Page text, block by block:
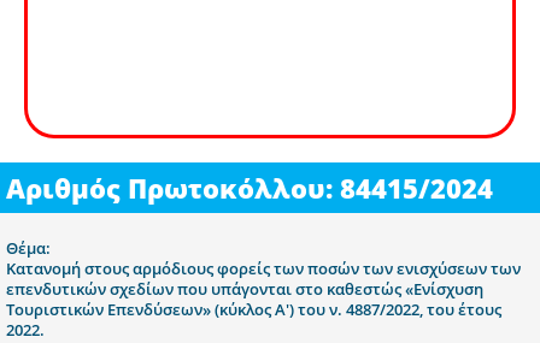
Αριθμός Πρωτοκόλλου: 84415/2024
Θέμα:
Κατανομή στους αρμόδιους φορείς των ποσών των ενισχύσεων των
επενδυτικών σχεδίων που υπάγονται στο καθεστώς «Ενίσχυση
Τουριστικών Επενδύσεων» (κύκλος Α') του ν. 4887/2022, του έτους
2022.